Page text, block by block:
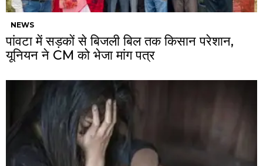
NEWS
पांवटा में सड़कों से बिजली बिल तक किसान परेशान,
यूनियन ने CM को भेजा मांग पत्र